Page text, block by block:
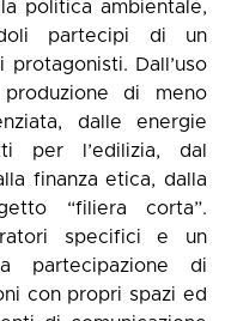
politica ambientale,
partecipi di un
Dall’uso
produzione di meno
dalle energie
per l’edilizia, dal
finanza etica, dalla
“filiera corta”.
specifici e un
partecipazione di
con propri spazi ed